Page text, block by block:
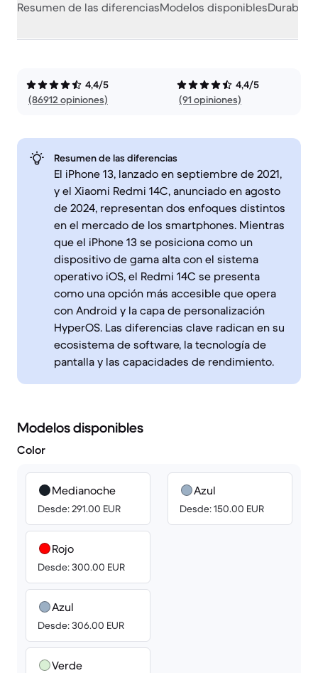
Resumen de las diferenciasModelos disponibles
4,4/5
(86912 opiniones)
4,4/5
(91 opiniones)
Resumen de las diferencias
El iPhone 13, lanzado en septiembre de 2021,
y el Xiaomi Redmi 14C, anunciado en agosto
de 2024, representan dos enfoques distintos
en el mercado de los smartphones. Mientras
que el iPhone 13 se posiciona como un
dispositivo de gama alta con el sistema
operativo iOS, el Redmi 14C se presenta
como una opción más accesible que opera
con Android y la capa de personalización
HyperOS. Las diferencias clave radican en su
ecosistema de software, la tecnología de
pantalla y las capacidades de rendimiento.
Modelos disponibles
Color
Medianoche
Desde: 291.00 EUR
Rojo
Desde: 300.00 EUR
Azul
Desde: 306.00 EUR
Verde
Azul
Desde: 150.00 EUR